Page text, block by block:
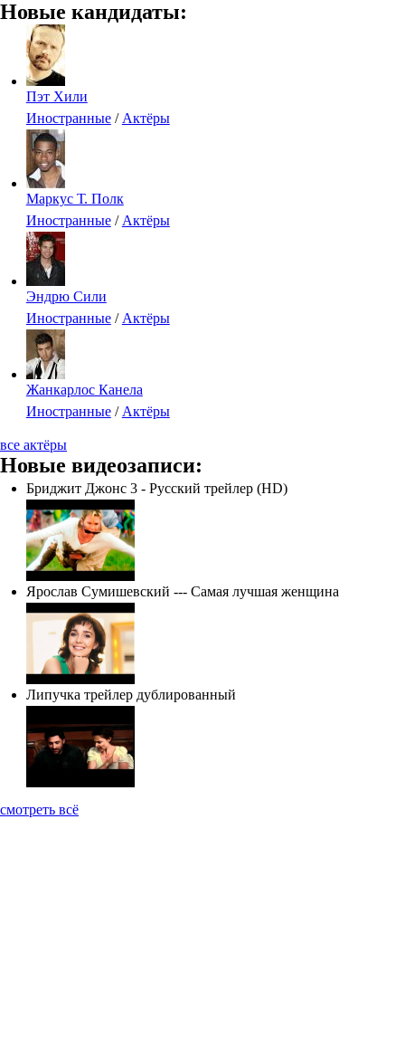
Новые кандидаты:
Пэт Хили
Иностранные/ Актёры
Маркус Т. Полк
Иностранные/ Актёры
Эндрю Сили
Иностранные/ Актёры
Жанкарлос Канела
Иностранные/ Актёры
все актёры
Новые видеозаписи:
Бриджит Джонс 3 - Русский трейлер (HD)
Ярослав Сумишевский --- Самая лучшая женщина
Липучка трейлер дублированный
смотреть всё